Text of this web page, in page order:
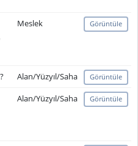
Meslek Görüntüle
Alan/Yüzyıl/Saha Görüntüle
Alan/Yüzyıl/Saha Görüntüle